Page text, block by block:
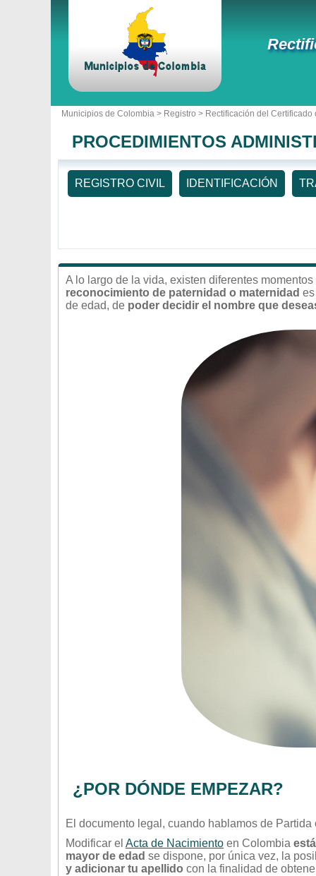
Municipios de Colombia > Registro > Rectificación del Certificado
PROCEDIMIENTOS
REGISTRO CIVIL IDENTIFICACIÓN
A lo largo de la vida, existen diferentes
reconocimiento de paternidad o maternidad
de edad, de poder decidir el nombre que
¿POR DÓNDE EMPEZAR?
El documento legal, cuando hablamos de
Modificar el Acta de Nacimiento en Colombia
mayor de edad se dispone, por única vez, la
y adicionar tu apellido con la finalidad de